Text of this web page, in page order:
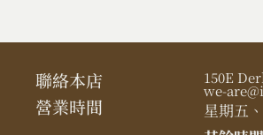
聯絡本店 150E
we-
營業時間​ 星期五